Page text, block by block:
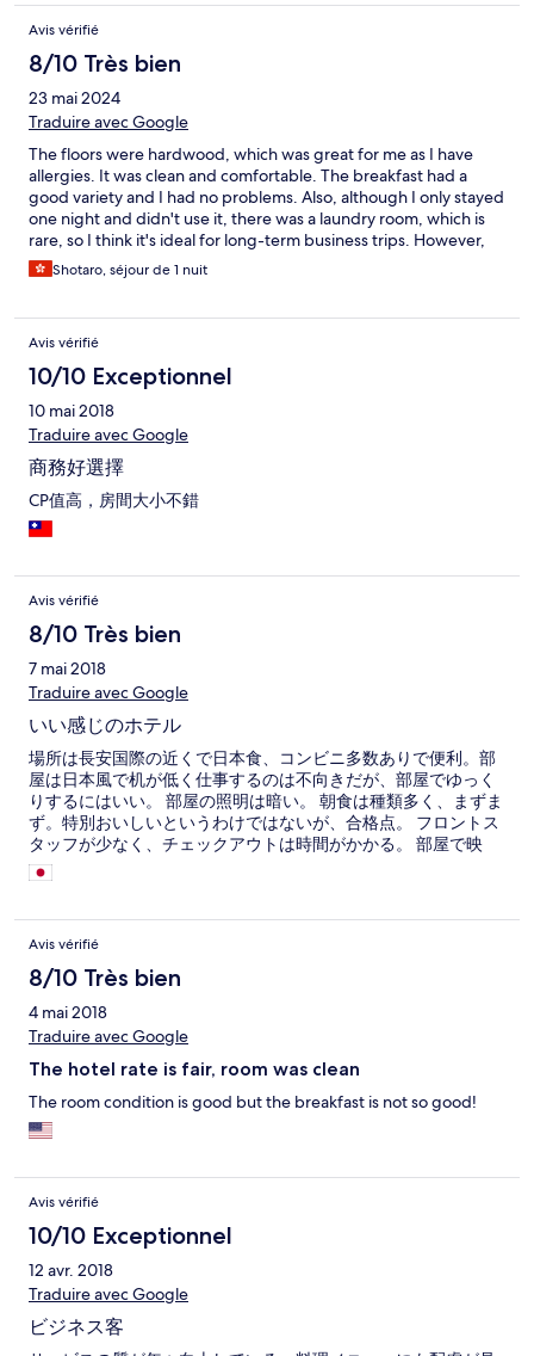
Avis vérifié
8/10 Très bien
23 mai 2024
Traduire avec Google
The floors were hardwood, which was great for me as I have
allergies. It was clean and comfortable. The breakfast had a
good variety and I had no problems. Also, although I only stayed
one night and didn't use it, there was a laundry room, which is
rare, so I think it's ideal for long-term business trips. However,
due to heavy rain, water was falling like a waterfall from the roof
at the hotel entrance, making it difficult to walk, which I think
Shotaro, séjour de 1 nuit
Avis vérifié
10/10 Exceptionnel
10 mai 2018
Traduire avec Google
商務好選擇
CP值高，房間大小不錯
Avis vérifié
8/10 Très bien
7 mai 2018
Traduire avec Google
いい感じのホテル
場所は長安国際の近くで日本食、コンビニ多数ありで便利。部
屋は日本風で机が低く仕事するのは不向きだが、部屋でゆっく
りするにはいい。 部屋の照明は暗い。 朝食は種類多く、まずま
ず。特別おいしいというわけではないが、合格点。 フロントス
タッフが少なく、チェックアウトは時間がかかる。 部屋で映
画、CS,BSがみれるのはいい。
Avis vérifié
8/10 Très bien
4 mai 2018
Traduire avec Google
The hotel rate is fair, room was clean
The room condition is good but the breakfast is not so good!
Avis vérifié
10/10 Exceptionnel
12 avr. 2018
Traduire avec Google
ビジネス客